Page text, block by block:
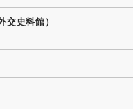
史料館）